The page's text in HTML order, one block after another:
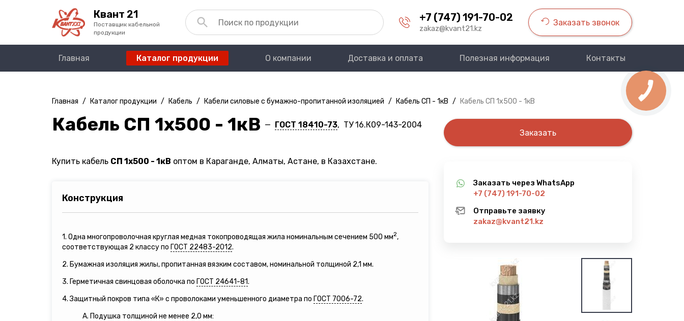
Квант 21
Поставщик кабельной
продукции
+7 (747) 191-70-02
zakaz@kvant21.kz
Заказать звонок
Главная Каталог продукции О компании Доставка и оплата Полезная информация Контакты
Главная / Каталог продукции / Кабель / Кабели силовые с бумажно-пропитанной изоляцией / Кабель СП - 1кВ / Кабель СП 1х500 - 1кВ
Кабель СП 1х500 - 1кВ — ГОСТ 18410-73, ТУ 16.К09-143-2004
Купить кабель СП 1х500 - 1кВ оптом в Караганде, Алматы, Астане, в Казахстане.
Конструкция
1. Одна многопроволочная круглая медная токопроводящая жила номинальным сечением 500 мм2,
соответствующая 2 классу по ГОСТ 22483-2012.
2. Бумажная изоляция жилы, пропитанная вязким составом, номинальной толщиной 2,1 мм.
3. Герметичная свинцовая оболочка по ГОСТ 24641-81.
4. Защитный покров типа «К» с проволоками уменьшенного диаметра по ГОСТ 7006-72.
А. Подушка толщиной не менее 2,0 мм:
Заказать
Заказать через WhatsApp
+7 (747) 191-70-02
Отправьте заявку
zakaz@kvant21.kz